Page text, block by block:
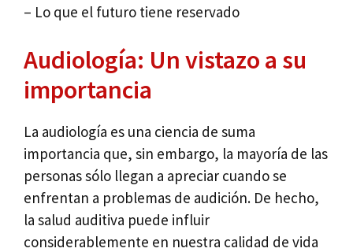
– Lo que el futuro tiene reservado
Audiología: Un vistazo a su
importancia
La audiología es una ciencia de suma
importancia que, sin embargo, la mayoría de las
personas sólo llegan a apreciar cuando se
enfrentan a problemas de audición. De hecho,
la salud auditiva puede influir
considerablemente en nuestra calidad de vida